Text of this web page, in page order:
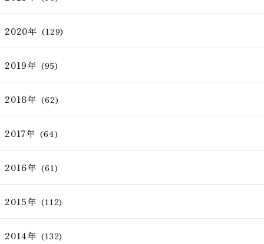
2020年 (129)
2019年 (95)
2018年 (62)
2017年 (64)
2016年 (61)
2015年 (112)
2014年 (132)